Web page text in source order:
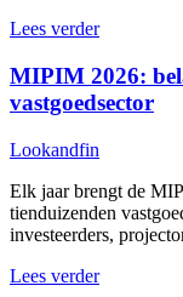
Lees verder
MIPIM 2026:
vastgoedsector
Lookandfin
Elk jaar brengt de
tienduizenden
investeerders,
Lees verder